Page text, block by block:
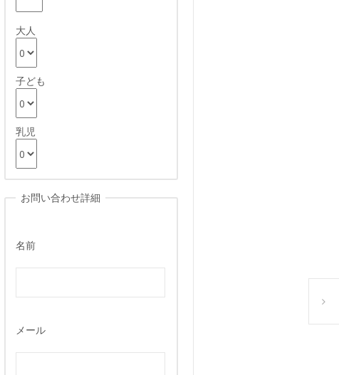
ハロ
大人
子ども
乳児
お問い合わせ詳細
名前
メール